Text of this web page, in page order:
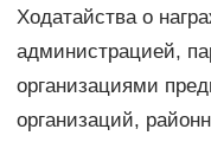
Ходатайства о
админи­страцией,
организациями
организаций,